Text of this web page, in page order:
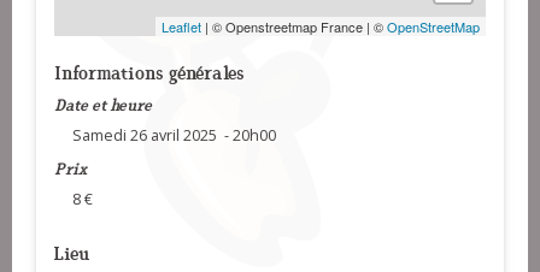
Leaflet | © Openstreetmap France | ©OpenStreetMap
Informations générales
Date et heure
Samedi 26 avril 2025 - 20h00
Prix
8 €
Lieu